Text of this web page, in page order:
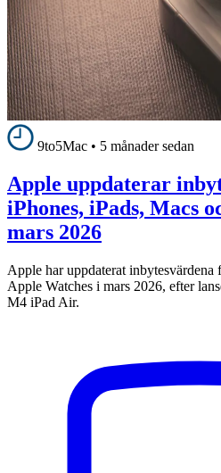
9to5Mac • 5 månader sedan
Apple uppdaterar
iPhones, iPads, Macs
mars 2026
Apple har uppdaterat inbytesvärdena
Apple Watches i mars 2026, efter
M4 iPad Air.